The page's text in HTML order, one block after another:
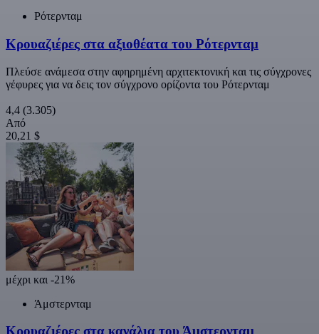
Ρότερνταμ
Κρουαζιέρες στα αξιοθέατα του Ρότερνταμ
Πλεύσε ανάμεσα στην αφηρημένη αρχιτεκτονική και τις σύγχρονες
γέφυρες για να δεις τον σύγχρονο ορίζοντα του Ρότερνταμ
4,4 (3.305)
Από
20,21 $
μέχρι και -21%
Άμστερνταμ